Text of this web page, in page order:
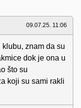
09.07.25. 11:06
znam da su
dok je ona u
što su
koji su sami rakli